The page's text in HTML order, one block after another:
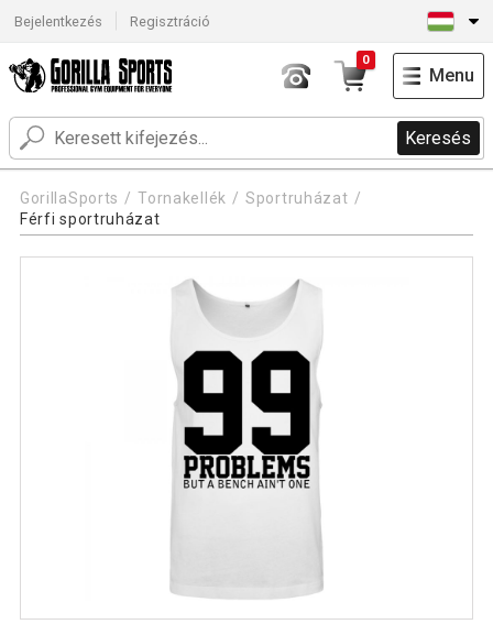
Bejelentkezés Regisztráció
Keresés
0
Menu
GorillaSports Tornakellék
Sportruházat
Férfi sportruházat